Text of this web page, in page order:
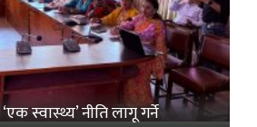
स्वास्थ्य’ नीति लागू गर्ने